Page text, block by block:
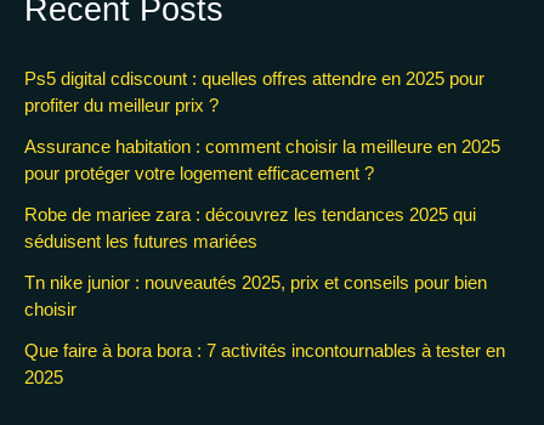
Recent Posts
Ps5 digital cdiscount : quelles offres attendre en 2025 pour
profiter du meilleur prix ?
Assurance habitation : comment choisir la meilleure en 2025
pour protéger votre logement efficacement ?
Robe de mariee zara : découvrez les tendances 2025 qui
séduisent les futures mariées
Tn nike junior : nouveautés 2025, prix et conseils pour bien
choisir
Que faire à bora bora : 7 activités incontournables à tester en
2025